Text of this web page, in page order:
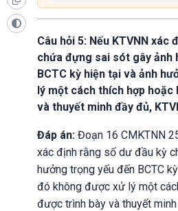
Câu hỏi 5: Nếu KTVNN xác
chứa đựng sai sót gây ảnh
BCTC kỳ hiện tại và ảnh
lý một cách thích hợp
và thuyết minh đầy đủ,
Đáp án: Đoạn 16 CMKTNN
xác định rằng số dư đầu kỳ
hưởng trọng yếu đến BCTC
đó không được xử lý một
được trình bày và thuyết